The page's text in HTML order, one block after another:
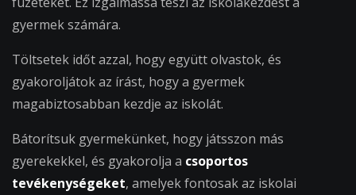
gyermek számára.
Töltsetek időt azzal, hogy együtt olvastok, és
gyakoroljátok az írást, hogy a gyermek
magabiztosabban kezdje az iskolát.
Bátorítsuk gyermekünket, hogy játsszon más
gyerekekkel, és gyakorolja a csoportos
tevékenységeket, amelyek fontosak az iskolai